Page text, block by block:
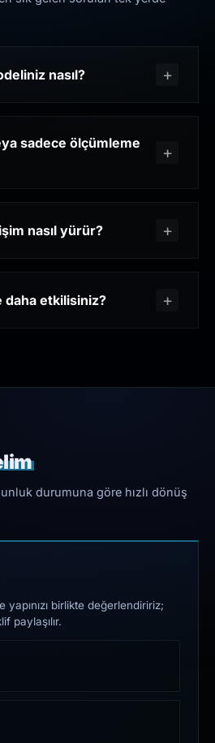
nasıl?
sadece ölçümleme
nasıl yürür?
daha etkilisiniz?
durumuna göre hızlı dönüş
yapınızı birlikte değerlendiririz;
paylaşılır.